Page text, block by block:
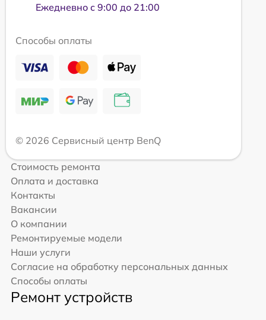
Ежедневно с 9:00 до 21:00
Способы оплаты
© 2026 Сервисный центр BenQ
Стоимость ремонта
Оплата и доставка
Контакты
Вакансии
О компании
Ремонтируемые модели
Наши услуги
Согласие на обработку персональных данных
Способы оплаты
Ремонт устройств